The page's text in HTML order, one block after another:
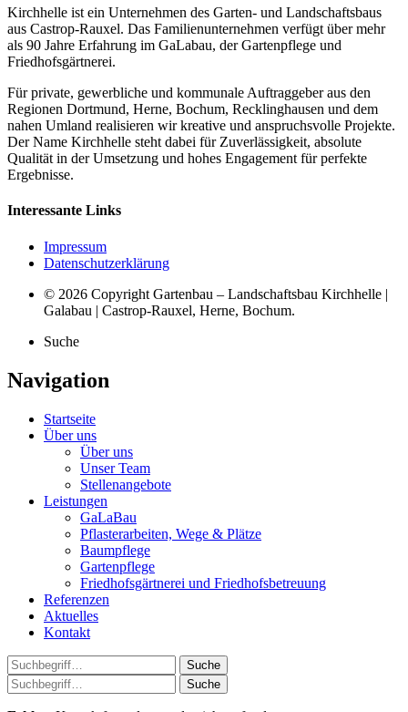
Kirchhelle ist ein Unternehmen des Garten- und Landschaftsbaus
aus Castrop-Rauxel. Das Familienunternehmen verfügt über mehr
als 90 Jahre Erfahrung im GaLabau, der Gartenpflege und
Friedhofsgärtnerei.
Für private, gewerbliche und kommunale Auftraggeber aus den
Regionen Dortmund, Herne, Bochum, Recklinghausen und dem
nahen Umland realisieren wir kreative und anspruchsvolle Projekte.
Der Name Kirchhelle steht dabei für Zuverlässigkeit, absolute
Qualität in der Umsetzung und hohes Engagement für perfekte
Ergebnisse.
Interessante Links
Impressum
Datenschutzerklärung
© 2026 Copyright Gartenbau – Landschaftsbau Kirchhelle |
Galabau | Castrop-Rauxel, Herne, Bochum.
Suche
Navigation
Startseite
Über uns
Über uns
Unser Team
Stellenangebote
Leistungen
GaLaBau
Pflasterarbeiten, Wege & Plätze
Baumpflege
Gartenpflege
Friedhofsgärtnerei und Friedhofsbetreuung
Referenzen
Aktuelles
Kontakt
Suche
Suche